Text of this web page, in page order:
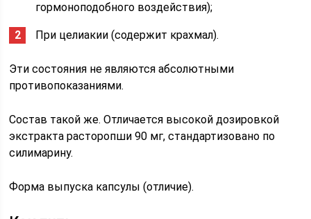
гормоноподобного воздействия);
При целиакии (содержит крахмал).
Эти состояния не являются абсолютными
противопоказаниями.
Состав такой же. Отличается высокой дозировкой
экстракта расторопши 90 мг, стандартизовано по
силимарину.
Форма выпуска капсулы (отличие).